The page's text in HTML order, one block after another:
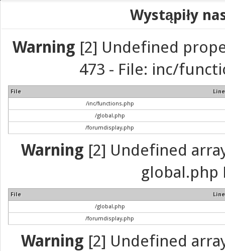
Wystąpiły
Warning [2] Undefined
473 - File: inc/
File
Line
/inc/functions.php
/global.php
/forumdisplay.php
Warning [2] Undefined
global.php
File
Line
/global.php
/forumdisplay.php
Warning [2] Undefined